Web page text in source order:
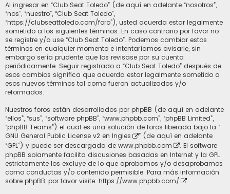
Al ingresar en “Club Seat Toledo” (de aquí en adelante “nosotros”,
“nos”, “nuestro”, “Club Seat Toledo”,
“https://clubseattoledo.com/foro”), usted acuerda estar legalmente
sometido a los siguientes términos. En caso contrario por favor no
se registre y/o use “Club Seat Toledo”. Podemos cambiar estos
términos en cualquier momento e intentaríamos avisarle, sin
embargo sería prudente que los revisase por su cuenta
periódicamente. Seguir registrado a “Club Seat Toledo” después de
esos cambios significa que acuerda estar legalmente sometido a
esos nuevos términos tal como fueron actualizados y/o
reformados.
Nuestros foros están desarrollados por phpBB (de aquí en adelante
“ellos”, “sus”, “software phpBB”, “www.phpbb.com”, “phpBB Limited”,
“phpBB Teams”) el cual es una solución de foros liberada bajo la “
GNU General Public License v2 en Ingles
” (de aquí en adelante
“GPL”) y puede ser descargada de www.phpbb.com
. El software
phpBB solamente facilita discusiones basadas en Internet y la GPL
estrictamente los excluye de lo que aprobamos y/o desaprobamos
como conductas y/o contenido permisible. Para más información
sobre phpBB, por favor visite: https://www.phpbb.com/ .